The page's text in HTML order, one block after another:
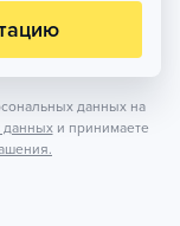
данных на
данных и принимаете